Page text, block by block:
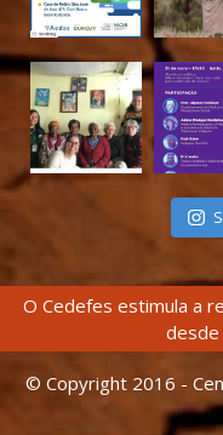
O Cedefes estimula a
desde
© Copyright 2016 -